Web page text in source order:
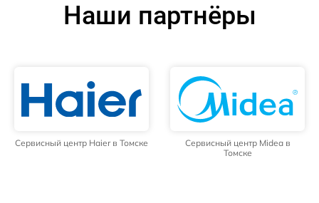
Наши партнёры
Сервисный центр Haier в Томске
Сервисный центр Midea в
Томске